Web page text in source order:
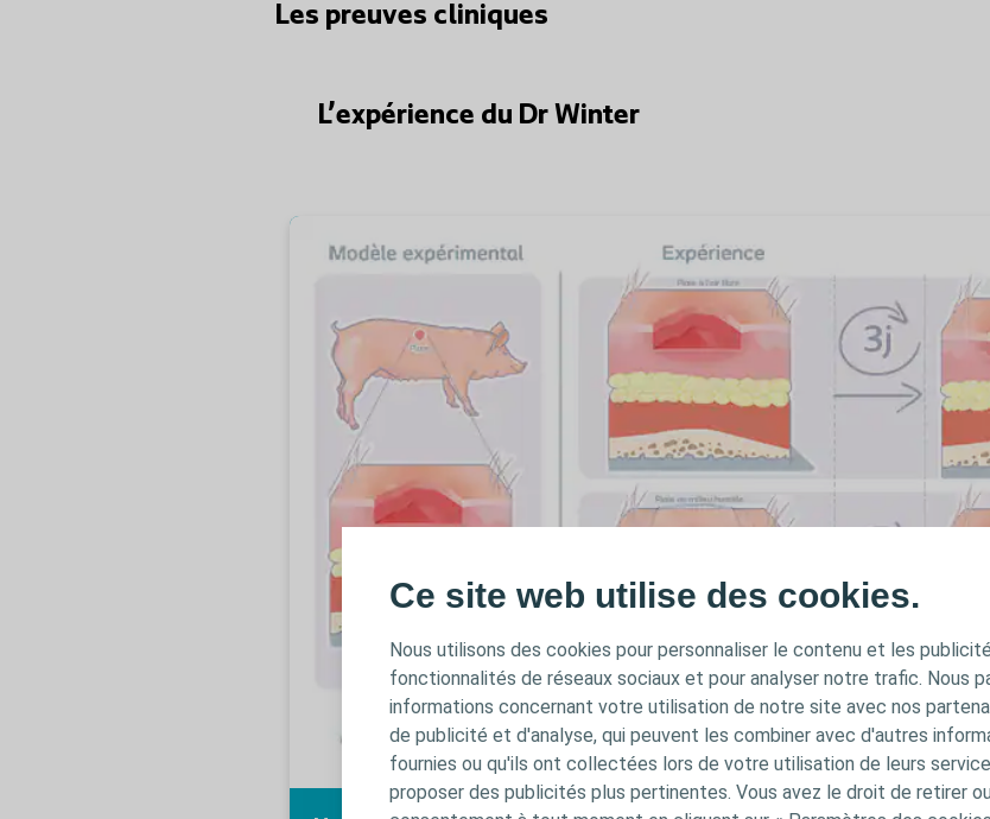
Ce site web utilise des cookies.
Nous utilisons des cookies pour personnaliser le contenu et les
fonctionnalités de réseaux sociaux et pour analyser notre trafic. Nous
informations concernant votre utilisation de notre site avec nos
de publicité et d'analyse, qui peuvent les combiner avec d'autres
fournies ou qu'ils ont collectées lors de votre utilisation de leurs
proposer des publicités plus pertinentes. Vous avez le droit de retirer
Les preuves cliniques
L’expérience du Dr Winter